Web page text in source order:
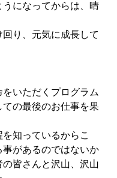
になってからは、晴
回り、元気に成長して
いただくプログラム
ての最後のお仕事を果
知っているからこ
事があるのではないか
の皆さんと沢山、沢山